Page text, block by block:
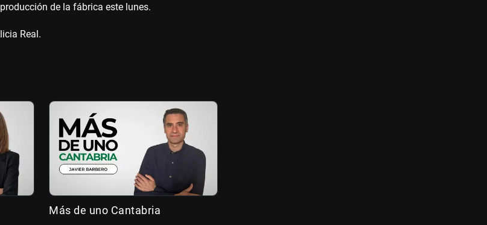
de la fábrica este lunes.
Real.
Más de uno Cantabria